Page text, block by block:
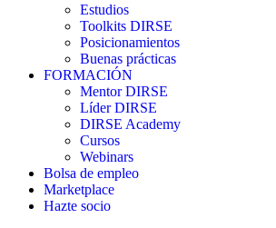
Estudios
Toolkits DIRSE
Posicionamientos
Buenas prácticas
FORMACIÓN
Mentor DIRSE
Líder DIRSE
DIRSE Academy
Cursos
Webinars
Bolsa de empleo
Marketplace
Hazte socio